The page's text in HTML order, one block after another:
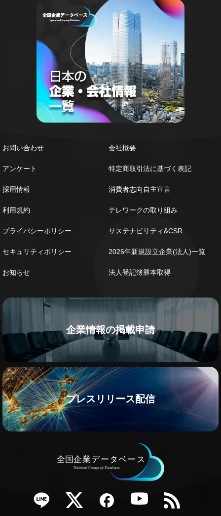
お問い合わせ
アンケート
採用情報
利用規約
プライバシーポリシー
セキュリティポリシー
お知らせ
会社概要
特定商取引法に基づく表記
消費者志向自主宣言
テレワークの取り組み
サステナビリティ&CSR
2026年新規設立企業(法人)一覧
法人登記簿謄本取得
企業情報の掲載申請
プレスリリース配信
Twitter Facebook YouTube RSS